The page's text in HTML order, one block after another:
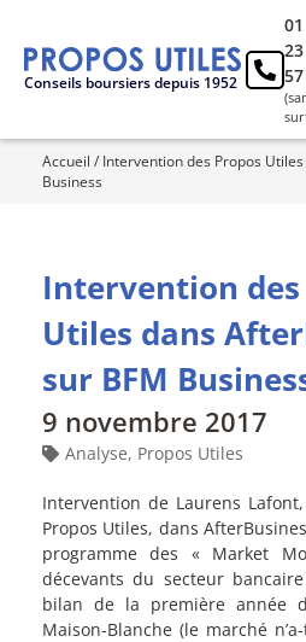
Conseils boursiers depuis 1952
57
Accueil / Intervention des Propos
Business
Intervention des
Utiles dans
sur BFM
9 novembre 2017
Analyse, Propos Utiles
Intervention de Laurens
Propos Utiles, dans
programme des « Market
décevants du secteur
bilan de la première année
Maison-Blanche (le marché